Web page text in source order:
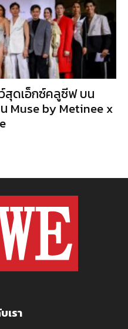
สุดเอ็กซ์คลูซีฟ บน
Muse by Metinee x
เรา